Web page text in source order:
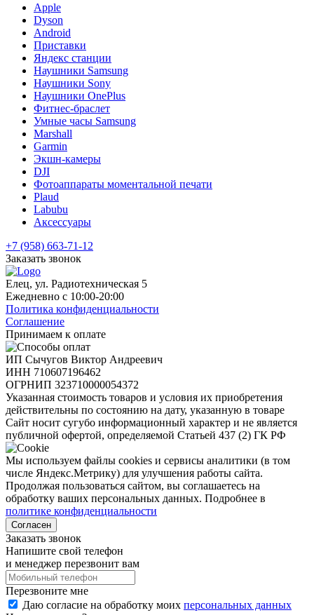
Apple
Dyson
Android
Приставки
Яндекс станции
Наушники Samsung
Наушники Sony
Наушники OnePlus
Фитнес-браслет
Умные часы Samsung
Marshall
Garmin
Экшн-камеры
DJI
Фотоаппараты моментальной печати
Plaud
Labubu
Аксессуары
+7 (958) 663-71-12
Заказать звонок
Елец, ул. Радиотехническая 5
Ежедневно с 10:00-20:00
Политика конфиденциальности
Соглашение
Принимаем к оплате
ИП Сычугов Виктор Андреевич
ИНН 710607196462
ОГРНИП 323710000054372
Указанная стоимость товаров и условия их приобретения
действительны по состоянию на дату, указанную в товаре
Сайт носит сугубо информационный характер и не является
публичной офертой, определяемой Статьей 437 (2) ГК РФ
Мы используем файлы cookies и сервисы аналитики (в том
числе Яндекс.Метрику) для улучшения работы сайта.
Продолжая пользоваться сайтом, вы соглашаетесь на
обработку ваших персональных данных. Подробнее в
политике конфиденциальности
Согласен
Заказать звонок
Напишите свой телефон
и менеджер перезвонит вам
Перезвоните мне
Даю согласие на обработку моих персональных данных